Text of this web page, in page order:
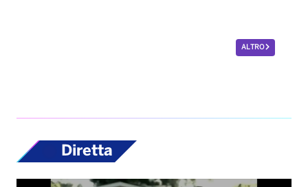
ALTRO
Diretta